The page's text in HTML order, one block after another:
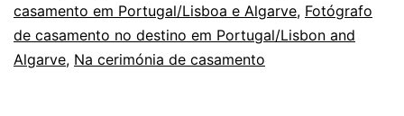
casamento em Portugal/Lisboa e Algarve, Fotógrafo
de casamento no destino em Portugal/Lisbon and
Algarve, Na cerimónia de casamento